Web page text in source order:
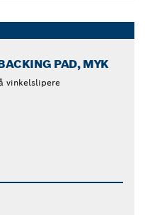
PAD, MYK
vinkelslipere